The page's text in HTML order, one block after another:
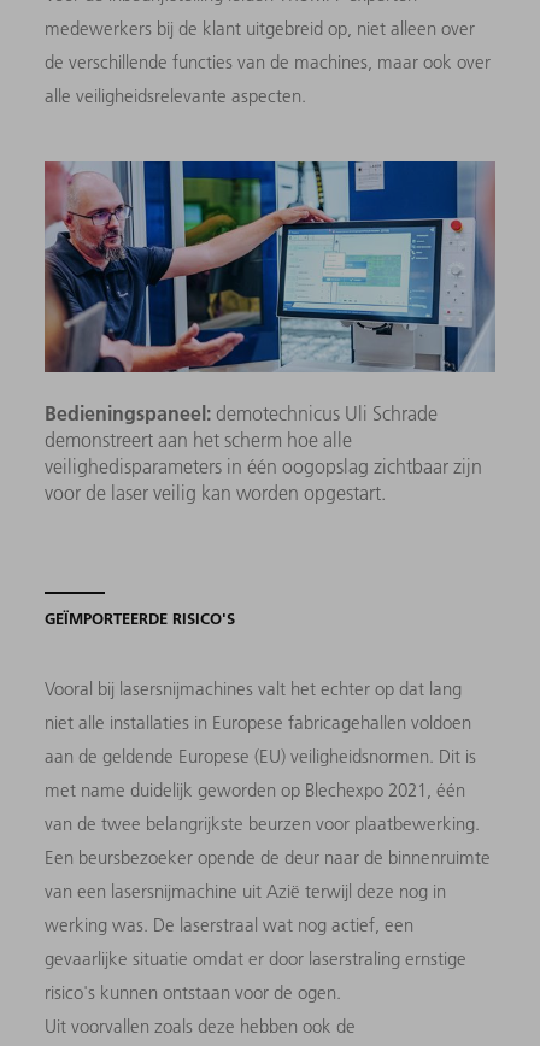
medewerkers bij de klant uitgebreid op, niet alleen over
de verschillende functies van de machines, maar ook over
alle veiligheidsrelevante aspecten.
Bedieningspaneel: demotechnicus Uli Schrade
demonstreert aan het scherm hoe alle
veilighedisparameters in één oogopslag zichtbaar zijn
voor de laser veilig kan worden opgestart.
GEÏMPORTEERDE RISICO'S
Vooral bij lasersnijmachines valt het echter op dat lang
niet alle installaties in Europese fabricagehallen voldoen
aan de geldende Europese (EU) veiligheidsnormen. Dit is
met name duidelijk geworden op Blechexpo 2021, één
van de twee belangrijkste beurzen voor plaatbewerking.
Een beursbezoeker opende de deur naar de binnenruimte
van een lasersnijmachine uit Azië terwijl deze nog in
werking was. De laserstraal wat nog actief, een
gevaarlijke situatie omdat er door laserstraling ernstige
risico's kunnen ontstaan voor de ogen.
Uit voorvallen zoals deze hebben ook de